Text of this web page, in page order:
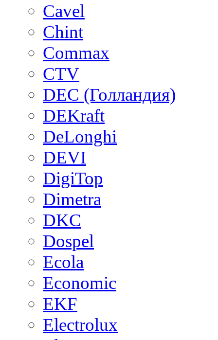
Cavel
Chint
Commax
CTV
DEC (Голландия)
DEKraft
DeLonghi
DEVI
DigiTop
Dimetra
DKC
Dospel
Ecola
Economic
EKF
Electrolux